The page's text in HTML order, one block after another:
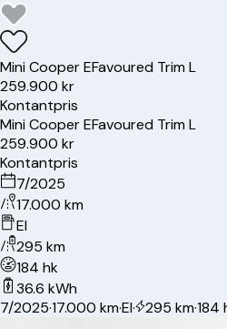
MiniCooper EFavoured Trim L
259.900 kr
Kontantpris
MiniCooper EFavoured Trim L
259.900 kr
Kontantpris
7/2025
17.000 km
El
295 km
184 hk
36.6 kWh
7/2025·17.000 km·El· 295 km·184